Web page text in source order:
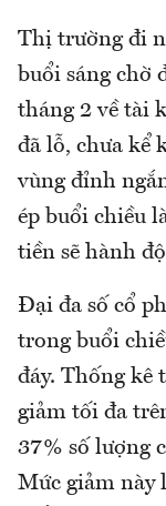
Thị trường đi
buổi sáng chờ
tháng 2 về tài
đã lỗ, chưa kể
vùng đỉnh
ép buổi chiều
tiền sẽ hành
Đại đa số cổ
trong buổi
đáy. Thống kê
giảm tối đa
37% số lượng
Mức giảm này